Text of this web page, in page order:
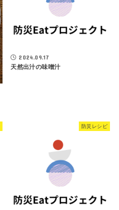
2024.09.17
天然出汁の味噌汁
防災レシピ